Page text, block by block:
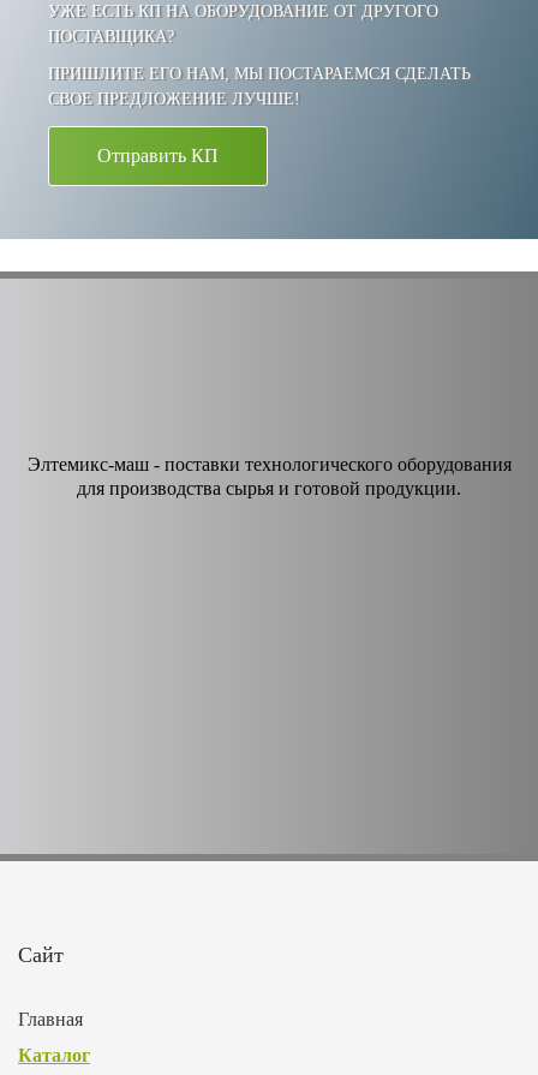
УЖЕ ЕСТЬ КП НА ОБОРУДОВАНИЕ ОТ ДРУГОГО
ПОСТАВЩИКА?
ПРИШЛИТЕ ЕГО НАМ, МЫ ПОСТАРАЕМСЯ СДЕЛАТЬ
СВОЕ ПРЕДЛОЖЕНИЕ ЛУЧШЕ!
Отправить КП
Элтемикс-маш - поставки технологического оборудования
для производства сырья и готовой продукции.
Сайт
Главная
Каталог